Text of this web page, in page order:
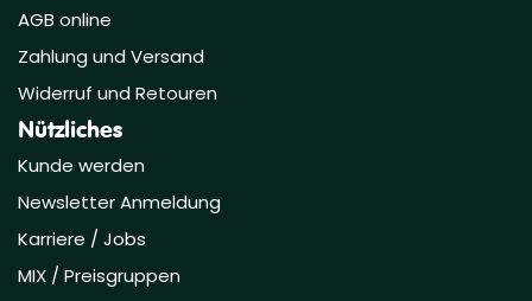
AGB online
Zahlung und Versand
Widerruf und Retouren
Nützliches
Kunde werden
Newsletter Anmeldung
Karriere / Jobs
MIX / Preisgruppen